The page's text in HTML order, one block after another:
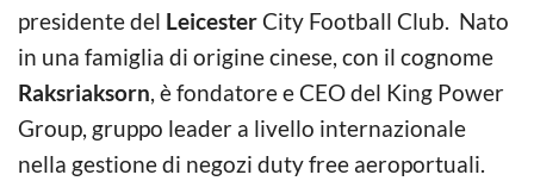
presidente del LeicesterCity Football Club. Nato
in una famiglia di origine cinese, con il cognome
Raksriaksorn, è fondatore e CEO del King Power
Group, gruppo leader a livello internazionale
nella gestione di negozi duty free aeroportuali.